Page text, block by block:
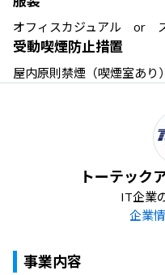
オフィスカジュアル　or　
受動喫煙防止措置
トーテック
IT企業
企業
事業内容